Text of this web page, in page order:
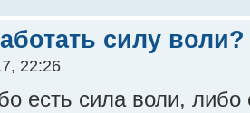
силу воли?
22:26
есть сила воли, либо